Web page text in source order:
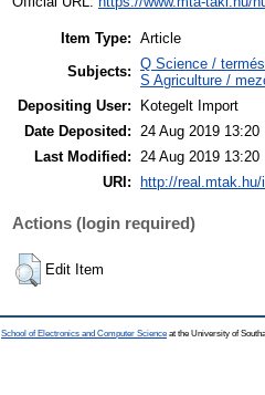
Item Type: Article
Subjects: Q Science /
S Agriculture /
Depositing User:
Kotegelt Import
Date Deposited: 24 Aug 2019 13:20
Last Modified: 24 Aug 2019 13:20
URI:
http://
Actions (login required)
Edit Item
School of Electronics and Computer Science at the University of